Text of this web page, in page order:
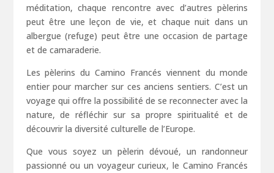
méditation, chaque rencontre avec d’autres pèlerins
peut être une leçon de vie, et chaque nuit dans un
albergue (refuge) peut être une occasion de partage
et de camaraderie.
Les pèlerins du Camino Francés viennent du monde
entier pour marcher sur ces anciens sentiers. C’est un
voyage qui offre la possibilité de se reconnecter avec la
nature, de réfléchir sur sa propre spiritualité et de
découvrir la diversité culturelle de l’Europe.
Que vous soyez un pèlerin dévoué, un randonneur
passionné ou un voyageur curieux, le Camino Francés